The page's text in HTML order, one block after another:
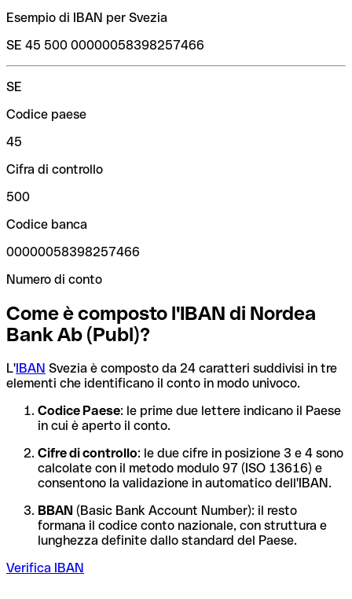
Esempio di IBAN per Svezia
SE 45 500 00000058398257466
SE
Codice paese
45
Cifra di controllo
500
Codice banca
00000058398257466
Numero di conto
Come è composto l'IBAN di Nordea
Bank Ab (Publ)?
L'IBAN Svezia è composto da 24 caratteri suddivisi in tre
elementi che identificano il conto in modo univoco.
Codice Paese: le prime due lettere indicano il Paese
in cui è aperto il conto.
Cifre di controllo: le due cifre in posizione 3 e 4 sono
calcolate con il metodo modulo 97 (ISO 13616) e
consentono la validazione in automatico dell'IBAN.
BBAN (Basic Bank Account Number): il resto
formana il codice conto nazionale, con struttura e
lunghezza definite dallo standard del Paese.
Verifica IBAN